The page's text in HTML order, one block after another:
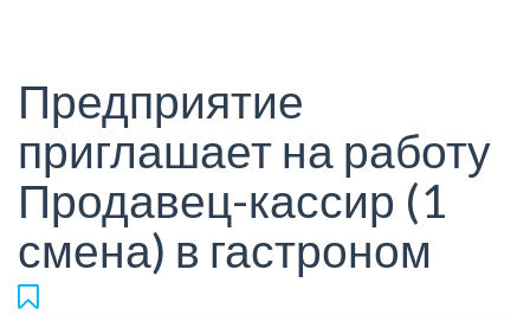
Предприятие
приглашает на работу
Продавец-кассир (1
смена) в гастроном